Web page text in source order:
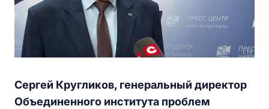
Сергей Кругликов, генеральный директор
Объединенного института проблем